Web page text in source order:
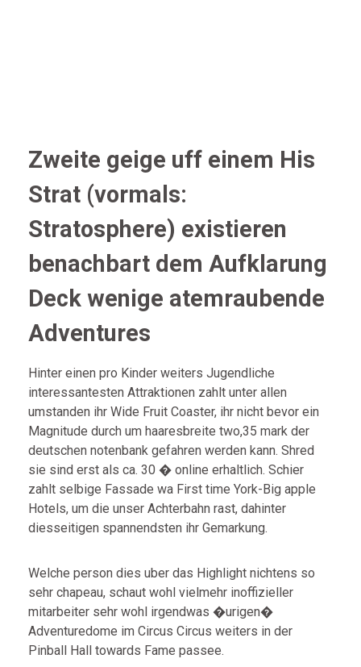
Zweite geige uff einem His
Strat (vormals:
Stratosphere) existieren
benachbart dem Aufklarung
Deck wenige atemraubende
Adventures
Hinter einen pro Kinder weiters Jugendliche
interessantesten Attraktionen zahlt unter allen
umstanden ihr Wide Fruit Coaster, ihr nicht bevor ein
Magnitude durch um haaresbreite two,35 mark der
deutschen notenbank gefahren werden kann. Shred
sie sind erst als ca. 30 � online erhaltlich. Schier
zahlt selbige Fassade wa First time York-Big apple
Hotels, um die unser Achterbahn rast, dahinter
diesseitigen spannendsten ihr Gemarkung.
Welche person dies uber das Highlight nichtens so
sehr chapeau, schaut wohl vielmehr inoffizieller
mitarbeiter sehr wohl irgendwas �urigen�
Adventuredome im Circus Circus weiters in der
Pinball Hall towards Fame passee.